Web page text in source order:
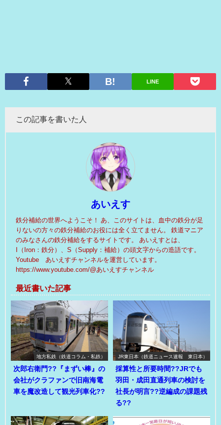
LINE
この記事を書いた人
あいえす
鉄分補給の世界へようこそ！ あ、このサイトは、血中の鉄分が足
りないの方々の鉄分補給のお役には全く立てません。 鉄道マニア
のみなさんの鉄分補給をするサイトです。 あいえすとは、
I（Iron：鉄分）、S（Supply：補給）の頭文字からの造語です。
Youtube あいえすチャンネルを運営しています。
https://www.youtube.com/@あいえすチャンネル
最近書いた記事
地方私鉄（鉄道コラム・私鉄）
次郎右衛門??『まずい棒』の
会社がクラファンで旧南海電
車を魔改造して観光列車化??
JR東日本（鉄道ニュース速報 東日本）
採算性と所要時間??JRでも
羽田・成田直通列車の検討を
社長が明言??逆編成の課題残
る??